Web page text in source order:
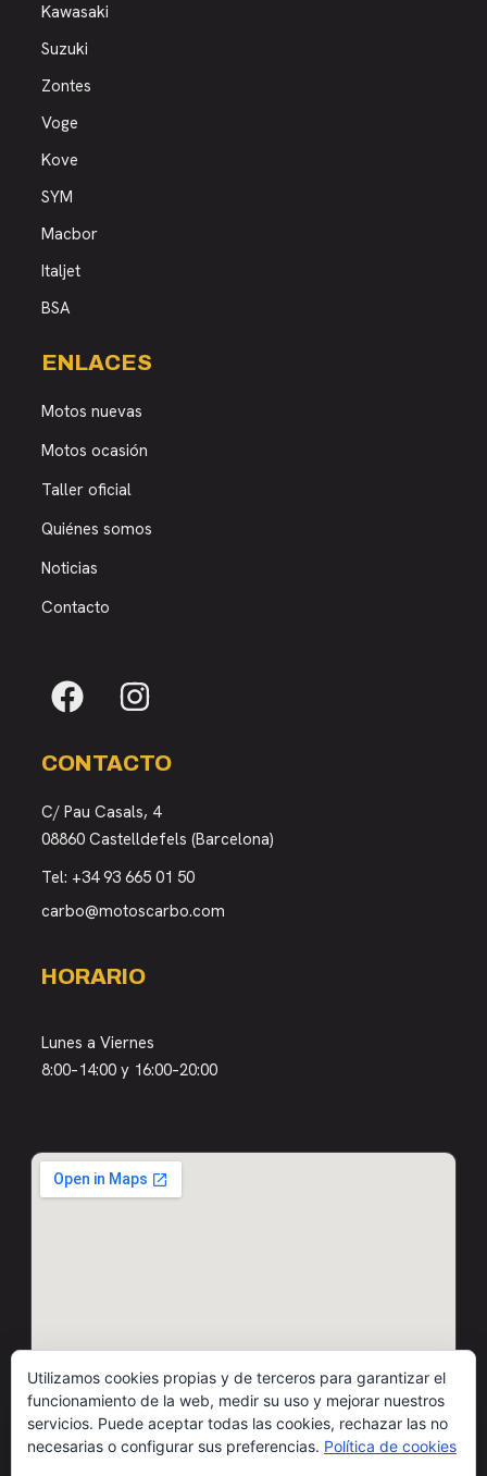
Kawasaki
Suzuki
Zontes
Voge
Kove
SYM
Macbor
Italjet
BSA
ENLACES
Motos nuevas
Motos ocasión
Taller oficial
Quiénes somos
Noticias
Contacto
CONTACTO
C/ Pau Casals, 4
08860 Castelldefels (Barcelona)
Tel: +34 93 665 01 50
carbo@motoscarbo.com
HORARIO
Lunes a Viernes
8:00–14:00 y 16:00–20:00
Utilizamos cookies propias y de terceros para garantizar el
funcionamiento de la web, medir su uso y mejorar nuestros
servicios. Puede aceptar todas las cookies, rechazar las no
necesarias o configurar sus preferencias. Política de cookies